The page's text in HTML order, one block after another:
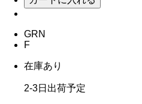
GRN
F
在庫あり
2-3日出荷予定